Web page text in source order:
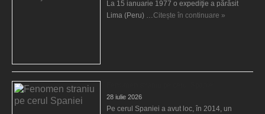
La 15 ianuarie 1977 o expediţie a părăsit
Lima (Peru) …Citește în continuare »
28 iulie 2026
Pe cerul Spaniei a avut loc, în 2014, un